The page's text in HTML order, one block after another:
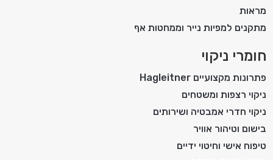
מראות
מתקנים למפיות נייר וממחטות אף
חומרי ניקוי
פתרונות מקצועיים Hagleitner
ניקוי רצפות ומשטחים
ניקוי חדרי אמבטיה ושירותים
בישום וטיהור אוויר
טיפוח אישי וחיטוי ידיים